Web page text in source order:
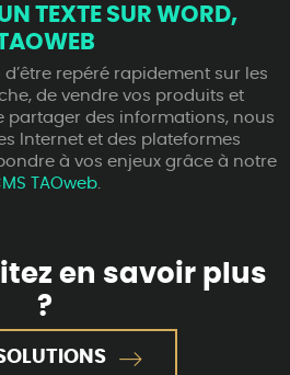
TEXTE SUR WORD,
repéré rapidement sur les
de vendre vos produits et
partager des informations, nous
Internet et des plateformes
à vos enjeux grâce à notre
TAOweb
en savoir plus
?